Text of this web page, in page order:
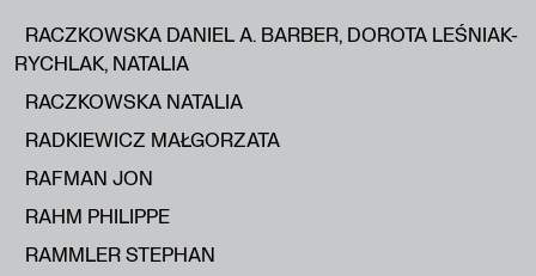
RACZKOWSKA DANIEL A. BARBER, DOROTA LEŚNIAK-
RYCHLAK, NATALIA
RACZKOWSKA NATALIA
RADKIEWICZ MAŁGORZATA
RAFMAN JON
RAHM PHILIPPE
RAMMLER STEPHAN